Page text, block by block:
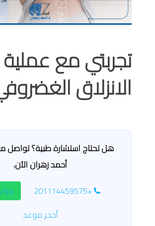
تجربتي مع عملية
الانزلاق
هل تحتاج استشارة طبية؟ تواصل مع
أحمد زهران الآن.
+201114459575
أحجز موعد